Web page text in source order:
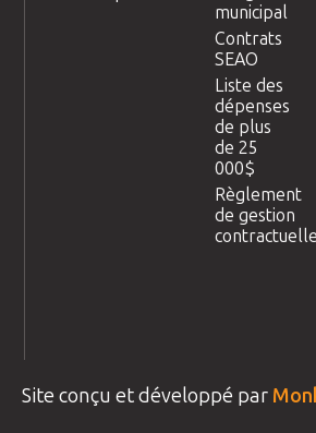
municipal
Contrats
SEAO
Liste des
dépenses
de plus
de 25
000$
Règlement
de gestion
contractuelle
Site conçu et développé par